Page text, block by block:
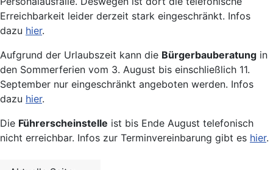
Erreichbarkeit leider derzeit stark eingeschränkt. Infos
dazu hier.
Aufgrund der Urlaubszeit kann die Bürgerbauberatung in
den Sommerferien vom 3. August bis einschließlich 11.
September nur eingeschränkt angeboten werden. Infos
dazu hier.
Die Führerscheinstelle ist bis Ende August telefonisch
nicht erreichbar. Infos zur Terminvereinbarung gibt es hier.